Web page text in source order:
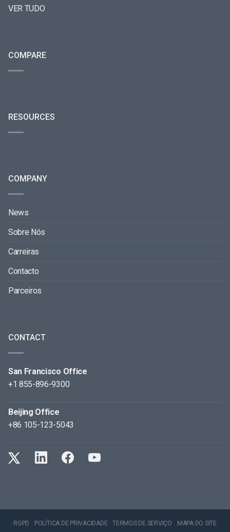
VER TUDO
COMPARE
RESOURCES
COMPANY
News
Sobre Nós
Carreiras
Contacto
Parceiros
CONTACT
San Francisco Office
+1 855-896-9300
Beijing Office
+86 105-123-5043
RGPD POLÍTICA DE PRIVACIDADE TERMOS DE SERVIÇO MAPA DO SITE